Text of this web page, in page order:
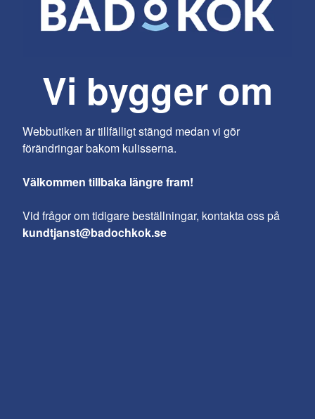
Vi bygger om
Webbutiken är tillfälligt stängd medan vi gör
förändringar bakom kulisserna.
Välkommen tillbaka längre fram!
Vid frågor om tidigare beställningar, kontakta oss på
kundtjanst@badochkok.se